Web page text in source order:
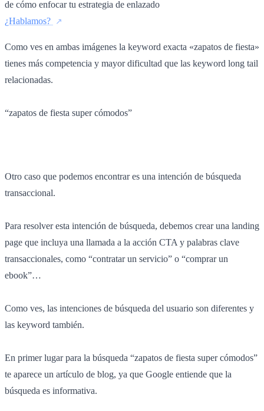
de cómo enfocar tu estrategia de enlazado
¿Hablamos?
Como ves en ambas imágenes la keyword exacta «zapatos de fiesta»
tienes más competencia y mayor dificultad que las keyword long tail
relacionadas.
“zapatos de fiesta super cómodos”
Otro caso que podemos encontrar es una intención de búsqueda
transaccional.
Para resolver esta intención de búsqueda, debemos crear una landing
page que incluya una llamada a la acción CTA y palabras clave
transaccionales, como “contratar un servicio” o “comprar un
ebook”…
Como ves, las intenciones de búsqueda del usuario son diferentes y
las keyword también.
En primer lugar para la búsqueda “zapatos de fiesta super cómodos”
te aparece un artículo de blog, ya que Google entiende que la
búsqueda es informativa.